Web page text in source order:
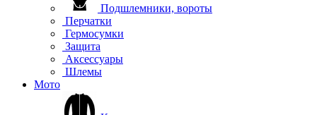
Подшлемники, вороты
Перчатки
Гермосумки
Защита
Аксессуары
Шлемы
Мото